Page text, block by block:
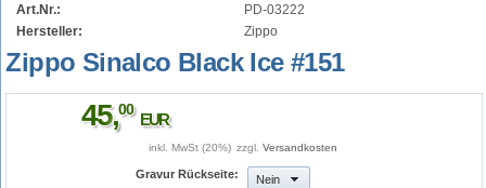
Art.Nr.:
PD-03222
Hersteller:
Zippo
Zippo Sinalco Black Ice #151
45,00
EUR
inkl. MwSt (20%) zzgl. Versandkosten
Gravur Rückseite: Nein